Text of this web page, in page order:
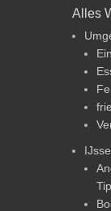
Alles